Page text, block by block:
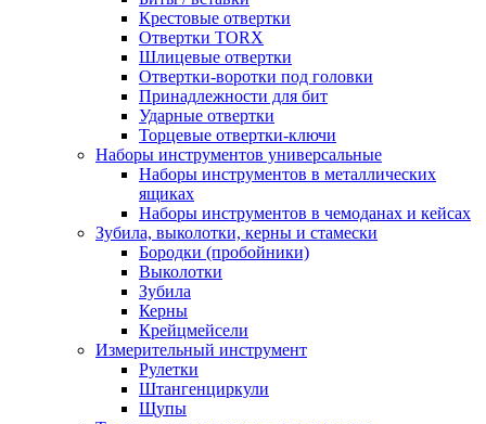
Крестовые отвертки
Отвертки TORX
Шлицевые отвертки
Отвертки-воротки под головки
Принадлежности для бит
Ударные отвертки
Торцевые отвертки-ключи
Наборы инструментов универсальные
Наборы инструментов в металлических
ящиках
Наборы инструментов в чемоданах и кейсах
Зубила, выколотки, керны и стамески
Бородки (пробойники)
Выколотки
Зубила
Керны
Крейцмейсели
Измерительный инструмент
Рулетки
Штангенциркули
Щупы